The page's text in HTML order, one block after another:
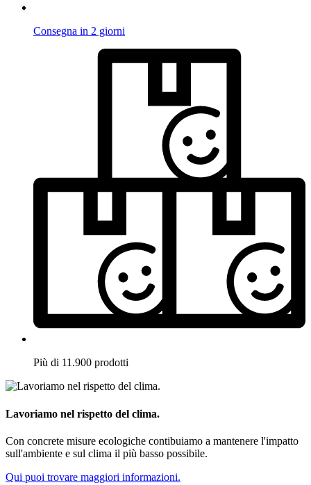
Consegna in 2 giorni
Più di 11.900 prodotti
Lavoriamo nel rispetto del clima.
Con concrete misure ecologiche contibuiamo a mantenere l'impatto
sull'ambiente e sul clima il più basso possibile.
Qui puoi trovare maggiori informazioni.